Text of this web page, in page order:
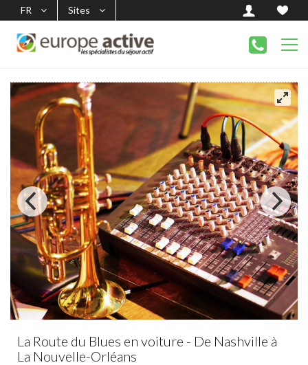
FR Sites
La Route du Blues en voiture - De Nashville à
La Nouvelle-Orléans